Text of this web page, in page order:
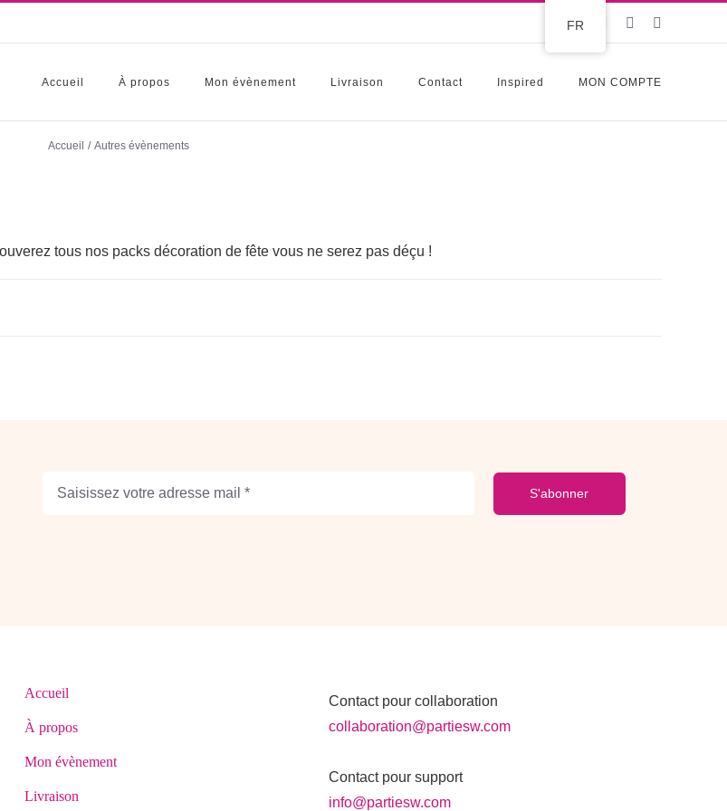
InstagramFacebook
Accueil À propos Mon évènement Livraison Contact Inspired MON COMPTE
Accueil Autres évènements
tous nos packs décoration de fête vous ne serez pas déçu !
S'abonner
Accueil
À propos
Mon évènement
Livraison
Contact pour collaboration
collaboration@partiesw.com
Contact pour support
info@partiesw.com
FR